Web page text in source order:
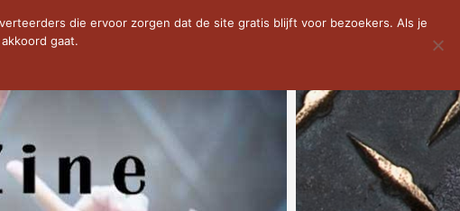
0... CD VAN DE WEEK: SLEEPING...
die ervoor zorgen dat de site gratis blijft voor bezoekers. Als je
gaat.